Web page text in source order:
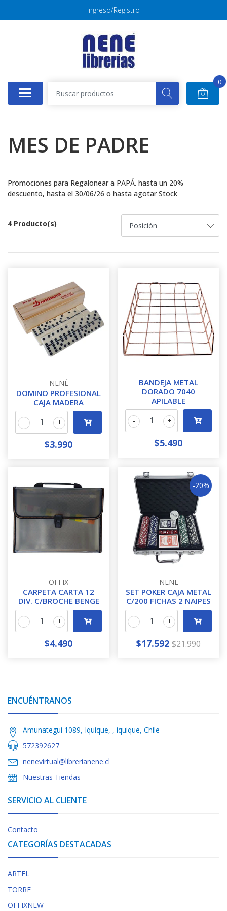
Ingreso/Registro
0
MES DE PADRE
Promociones para Regalonear a PAPÁ. hasta un 20%
descuento, hasta el 30/06/26 o hasta agotar Stock
4 Producto(s)
NENÉ
DOMINO PROFESIONAL
CAJA MADERA
+
-
$3.990
BANDEJA METAL
DORADO 7040
APILABLE
+
-
$5.490
OFFIX
CARPETA CARTA 12
DIV. C/BROCHE BENGE
+
-
$4.490
-20%
NENE
SET POKER CAJA METAL
C/200 FICHAS 2 NAIPES
+
-
$17.592 $21.990
ENCUÉNTRANOS
Amunategui 1089, Iquique, , iquique, Chile
572392627
nenevirtual@librerianene.cl
Nuestras Tiendas
SERVICIO AL CLIENTE
Contacto
CATEGORÍAS DESTACADAS
ARTEL
TORRE
OFFIXNEW